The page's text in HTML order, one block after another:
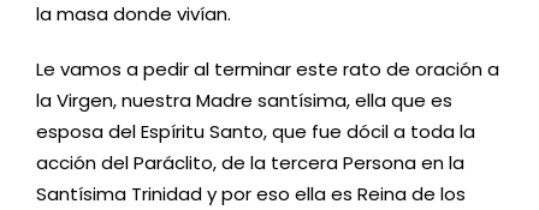
la masa donde vivían.
Le vamos a pedir al terminar este rato de oración a
la Virgen, nuestra Madre santísima, ella que es
esposa del Espíritu Santo, que fue dócil a toda la
acción del Paráclito, de la tercera Persona en la
Santísima Trinidad y por eso ella es Reina de los